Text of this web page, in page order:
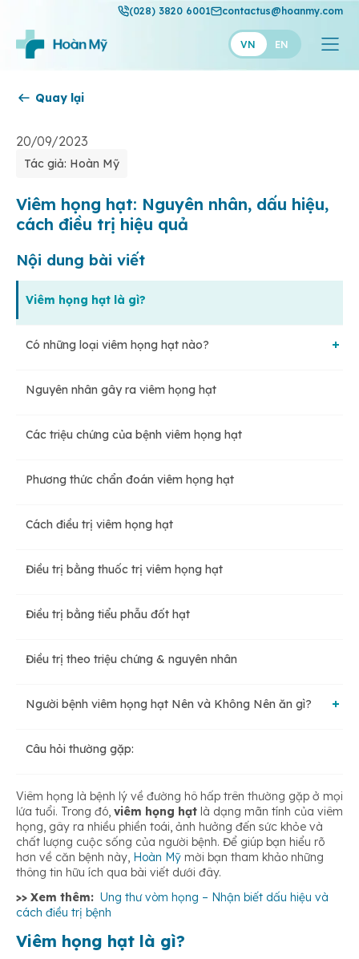
(028) 3820 6001 contactus@hoanmy.com
VN EN
Thuận Mỹ
Quay lại
20/09/2023
Tác giả: Hoàn Mỹ
Viêm họng hạt: Nguyên nhân, dấu hiệu,
cách điều trị hiệu quả
Nội dung bài viết
Viêm họng hạt là gì?
Có những loại viêm họng hạt nào?
Viêm họng hạt cấp tính
Nguyên nhân gây ra viêm họng hạt
Các triệu chứng của bệnh viêm họng hạt
Phương thức chẩn đoán viêm họng hạt
Cách điều trị viêm họng hạt
Điều trị bằng thuốc trị viêm họng hạt
Điều trị bằng tiểu phẫu đốt hạt
Điều trị theo triệu chứng & nguyên nhân
Người bệnh viêm họng hạt Nên và Không Nên ăn gì?
Thực phẩm nên kiêng ăn
Thực phẩm nên ăn
Câu hỏi thường gặp:
Viêm họng là bệnh lý về đường hô hấp trên thường gặp ở mọi
lứa tuổi. Trong đó, viêm họng hạt là dạng mãn tính của viêm
họng, gây ra nhiều phiền toái, ảnh hưởng đến sức khỏe và
chất lượng cuộc sống của người bệnh. Để giúp bạn hiểu rõ
hơn về căn bệnh này, Hoàn Mỹ mời bạn tham khảo những
thông tin hữu ích qua bài viết dưới đây.
>> Xem thêm: Ung thư vòm họng – Nhận biết dấu hiệu và
cách điều trị bệnh
Viêm họng hạt là gì?